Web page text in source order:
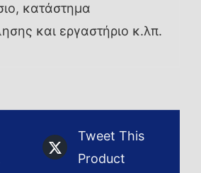
κατάστημα
και εργαστήριο κ.λπ.
Tweet This
Product